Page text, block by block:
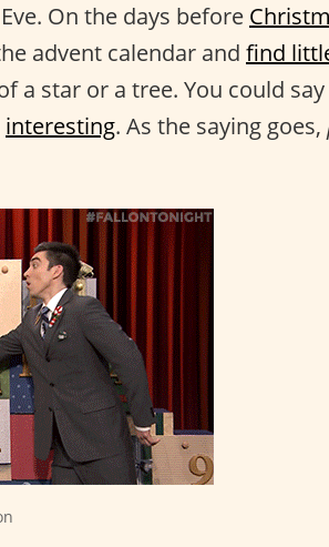
On the days before
advent calendar and find
a star or a tree. You could
interesting. As the saying goes,